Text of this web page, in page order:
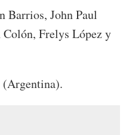
Barrios, John Paul
Colón, Frelys López y
(Argentina).